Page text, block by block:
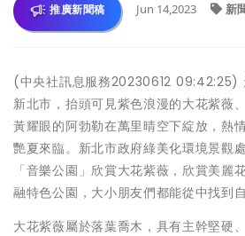
推廣新聞稿 Jun 14,2023 新
(中央社訊息服務20230612 09:42:25)
新北市，抬頭可見紫色浪漫的大花紫薇
黃耀眼的阿勃勒在萬里晴空下綻放，熱
艷夏來臨。新北市政府綠美化環境景觀
「音樂公園」欣賞大花紫薇，欣賞美麗
融特色公園，大小朋友們都能從中找到自
大花紫薇屬於落葉喬木，具有主幹堅硬